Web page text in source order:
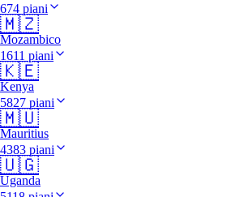
674 piani
🇲🇿
Mozambico
1611 piani
🇰🇪
Kenya
5827 piani
🇲🇺
Mauritius
4383 piani
🇺🇬
Uganda